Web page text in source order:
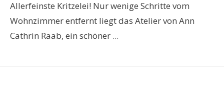
Allerfeinste Kritzelei! Nur wenige Schritte vom
Wohnzimmer entfernt liegt das Atelier von Ann
Cathrin Raab, ein schöner ...